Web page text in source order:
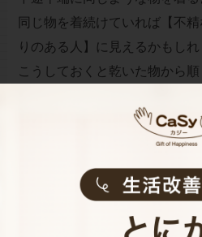
同じ物を着続けていれば【不
りのある人】に見えるかもしれ
こうしておくと乾いた物から順
【8】子どもの就寝と共に、家
1歳や2歳頃の子どもは、まだ